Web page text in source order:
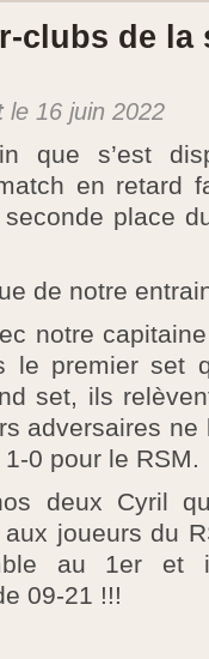
clubs de la
le 16 juin 2022
que s’est
en retard
place
de notre
notre
le premier set
set, ils
adversaires
0 pour le RSM.
deux Cyril
aux joueurs du
au 1er et
09-21 !!!